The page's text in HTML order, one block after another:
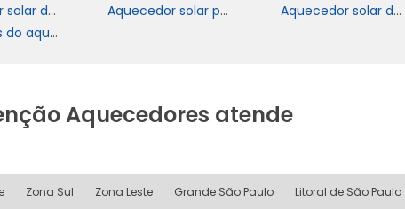
Aquecedor solar de piscina Aquecedor solar para residência Aquecedor solar de agua
Vantagens do aquecedor solar com controle eletrônico
Aquecedores atende
Zona Sul Zona Leste Grande São Paulo Litoral de São Paulo